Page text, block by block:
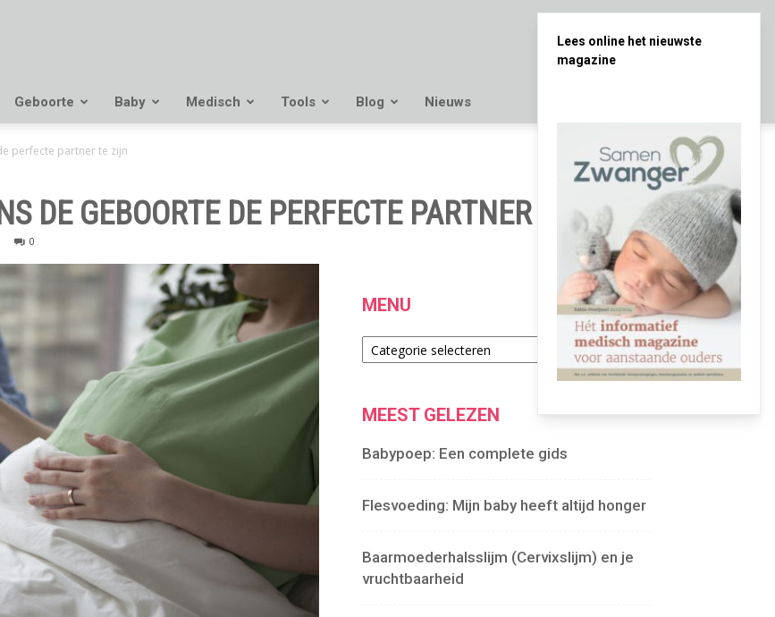
Geboorte Baby Medisch Tools Blog Nieuws
perfecte partner te zijn
DE GEBOORTE DE PERFECTE PARTNER TE ZIJN
0
MENU
Menu
MEEST GELEZEN
Babypoep: Een complete gids
Flesvoeding: Mijn baby heeft altijd honger
Baarmoederhalsslijm (Cervixslijm) en je
vruchtbaarheid
Lees online het nieuwste
magazine